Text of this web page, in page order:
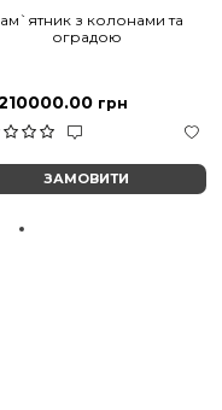
з колонами та
оградою
грн
ЗАМОВИТИ